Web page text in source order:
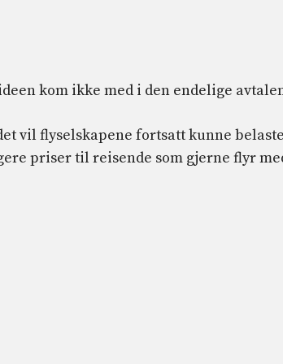
kom ikke med i den endelige
vil flyselskapene fortsatt kunne
priser til reisende som gjerne flyr